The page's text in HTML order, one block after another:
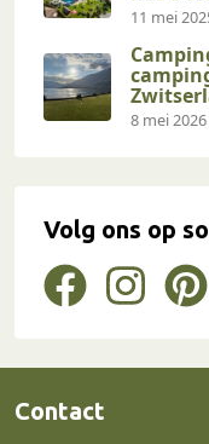
11 mei
8 mei 2026
Volg ons op
Contact